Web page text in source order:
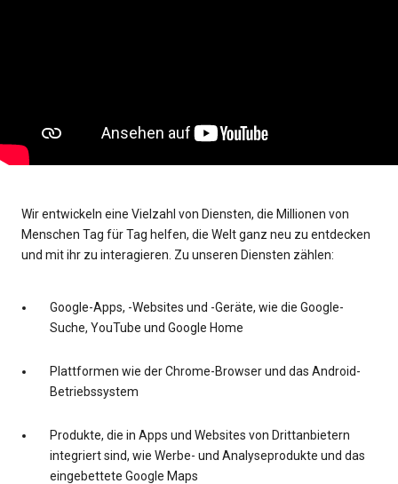
Wir entwickeln eine Vielzahl von Diensten, die Millionen von
Menschen Tag für Tag helfen, die Welt ganz neu zu entdecken
und mit ihr zu interagieren. Zu unseren Diensten zählen:
Google-Apps, -Websites und -Geräte, wie die Google-
Suche, YouTube und Google Home
Plattformen wie der Chrome-Browser und das Android-
Betriebssystem
Produkte, die in Apps und Websites von Drittanbietern
integriert sind, wie Werbe- und Analyseprodukte und das
eingebettete Google Maps